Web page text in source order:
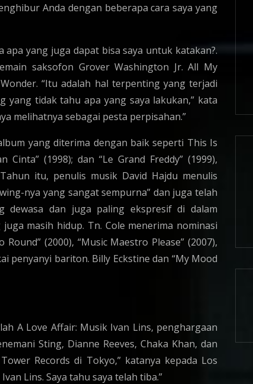
Anda dengan beberapa cara saya yang
yang juga dapat bisa saya untuk katakan?.
saksofon Grover Washington Jr. All My
“Itu adalah hal terpenting yang terjadi
yang tidak tahu apa yang saya lakukan,” kata
melihatnya sebagai pesta perpisahan.”
yang diterima dengan baik seperti This Is
Cinta” (1998); dan “Le Grand Freddy” (1999),
itu, penulis musik David Hajdu menulis
nya yang sangat sempurna” dan juga telah
dewasa dan juga paling ekspresif di dalam
masih hidup. Tn. Cole menerima nominasi
(2000), “Music Maestro Please” (2007),
penyanyi bariton. Billy Eckstine dan “My Mood
A Love Affair: Musik Ivan Lins, penghargaan
Sting, Dianne Reeves, Chaka Khan, dan
Records di Tokyo,” katanya kepada Los
Lins. Saya tahu saya telah tiba.”